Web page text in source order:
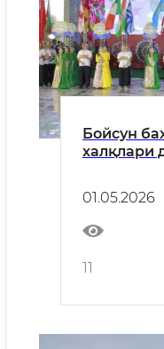
Бойсун
халқлари
01.05.2026
11